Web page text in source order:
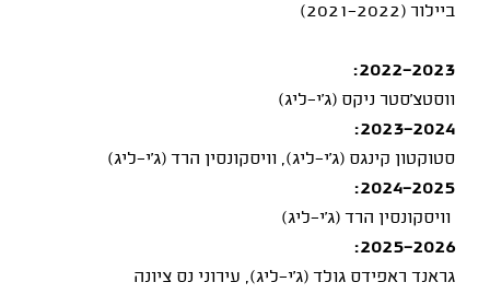
ביילור (2021-2022)
2022-2023:
ווסטצ'סטר ניקס (ג'י-ליג)
2023-2024:
סטוקטון קינגס (ג'י-ליג), וויסקונסין הרד (ג'י-ליג)
2024-2025:
וויסקונסין הרד (ג'י-ליג)
2025-2026:
גראנד ראפידס גולד (ג'י-ליג), עירוני נס ציונה